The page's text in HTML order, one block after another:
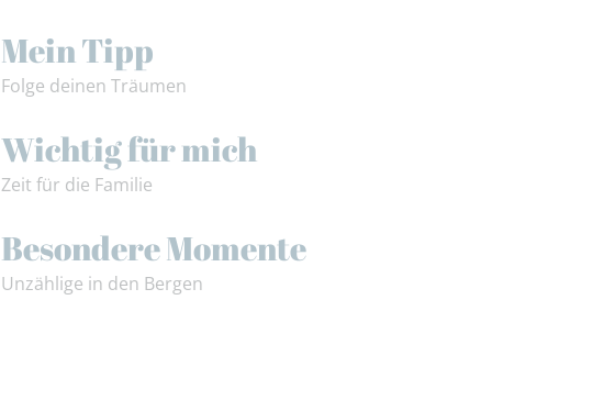
Mein Tipp
Folge deinen Träumen
Wichtig für mich
Zeit für die Familie
Besondere Momente
Unzählige in den Bergen